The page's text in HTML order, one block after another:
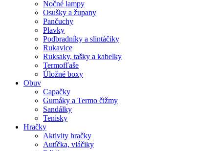
Nočné lampy
Osušky a župany
Pančuchy
Plavky
Podbradníky a slintáčiky
Rukavice
Ruksaky, tašky a kabelky
Termofľaše
Úložné boxy
Obuv
Capačky
Gumáky a Termo čižmy
Sandálky
Tenisky
Hračky
Aktivity hračky
Autíčka, vláčiky